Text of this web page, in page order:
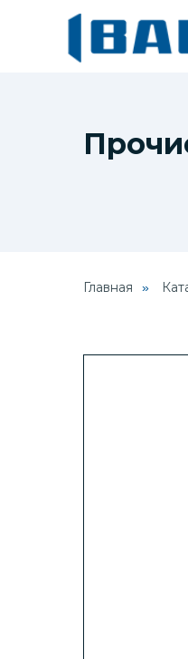
Главная »